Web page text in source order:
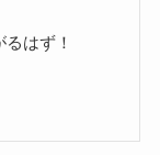
はず！